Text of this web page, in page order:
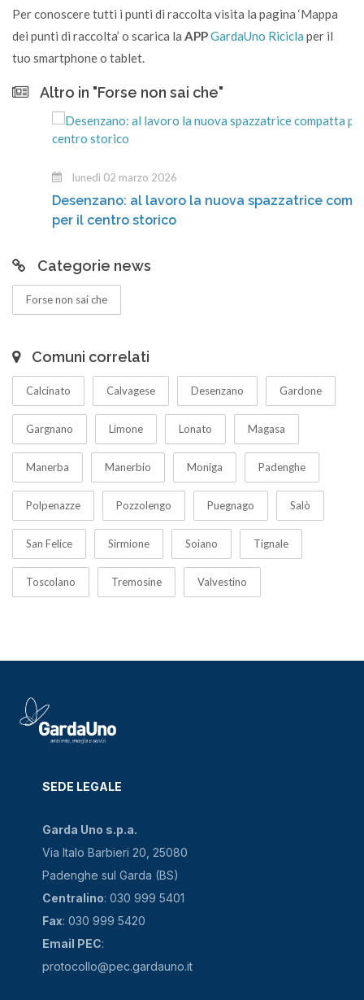
Per conoscere tutti i punti di raccolta visita la pagina ‘Mappa
dei punti di raccolta’ o scarica la APPGardaUno Ricicla per il
tuo smartphone o tablet.
Altro in "Forse non sai che"
lunedì 02 marzo 2026
Desenzano: al lavoro la nuova spazzatrice compatta
per il centro storico
Categorie news
Forse non sai che
Comuni correlati
Calcinato Calvagese Desenzano Gardone
Gargnano Limone Lonato Magasa
Manerba Manerbio Moniga Padenghe
Polpenazze Pozzolengo Puegnago Salò
San Felice Sirmione Soiano Tignale
Toscolano Tremosine Valvestino
SEDE LEGALE
Garda Uno s.p.a.
Via Italo Barbieri 20, 25080
Padenghe sul Garda (BS)
Centralino: 030 999 5401
Fax: 030 999 5420
Email PEC:
protocollo@pec.gardauno.it